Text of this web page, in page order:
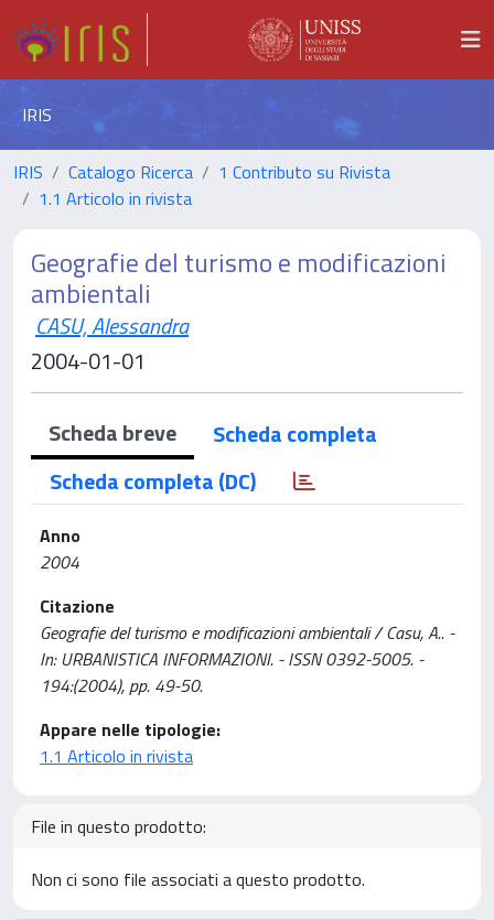
IRIS
IRIS Catalogo Ricerca
1 Contributo su Rivista
1.1 Articolo in rivista
Geografie del turismo e modificazioni
ambientali
CASU, Alessandra
2004-01-01
Scheda breve
Scheda completa
Scheda completa (DC)
Anno
2004
Citazione
Geografie del turismo e modificazioni ambientali / Casu, A.. -
In: URBANISTICA INFORMAZIONI. - ISSN 0392-5005. -
194:(2004), pp. 49-50.
Appare nelle tipologie:
1.1 Articolo in rivista
File in questo prodotto:
Non ci sono file associati a questo prodotto.